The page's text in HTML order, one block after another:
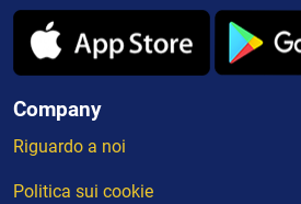
Company
Riguardo a noi
Politica sui cookie